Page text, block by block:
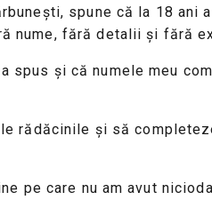
spune că la 18 ani
nume, fără detalii și fără
și că numele meu
rădăcinile și să
pe care nu am avut